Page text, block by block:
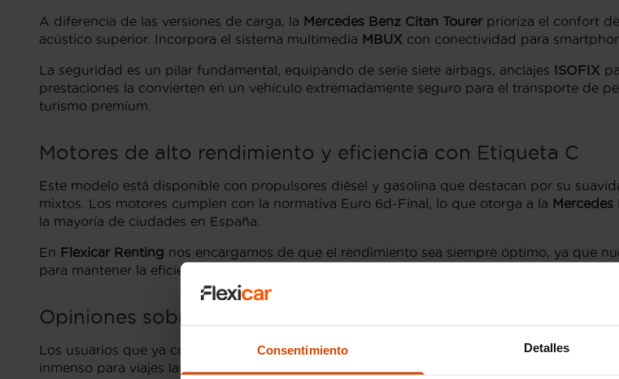
Consentimiento Detalles
A diferencia de las versiones de carga, la Mercedes Benz Citan Tourerprioriza el confort
acústico superior. Incorpora el sistema multimedia MBUX con conectividad para
La seguridad es un pilar fundamental, equipando de serie siete airbags, anclajes ISOFIX
prestaciones la convierten en un vehículo extremadamente seguro para el transporte de
turismo premium.
Motores de alto rendimiento y eficiencia con Etiqueta C
Este modelo está disponible con propulsores diésel y gasolina que destacan por su
mixtos. Los motores cumplen con la normativa Euro 6d-Final, lo que otorga a la Mercedes
la mayoría de ciudades en España.
En Flexicar Renting nos encargamos de que el rendimiento sea siempre óptimo, ya que
para mantener la eficiencia de este motor de
Opiniones sobre el renting de la Mercedes Citan Tourer
Los usuarios que ya conducen una Citan Tourer destacan su polivalencia: es lo
inmenso para viajes largos. Los
dedicados al transporte de pasajeros valoran